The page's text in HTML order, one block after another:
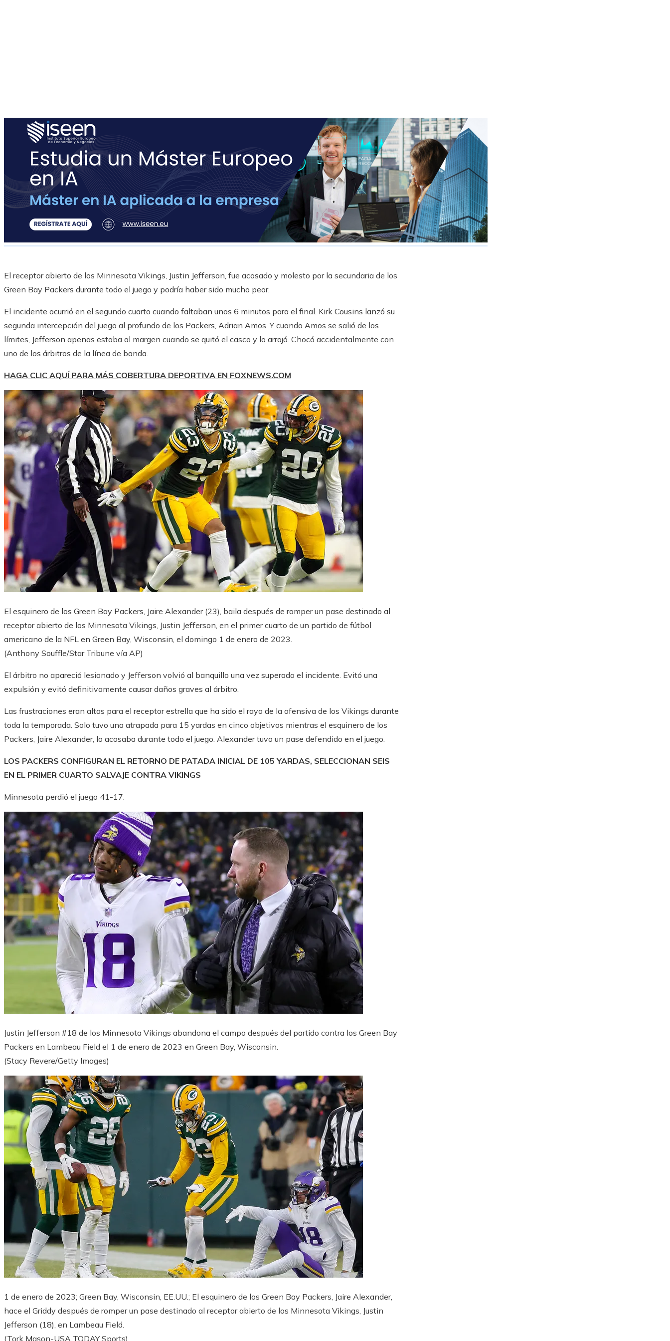
El receptor abierto de los Minnesota Vikings, Justin Jefferson, fue acosado y molesto por la secundaria de los
Green Bay Packers durante todo el juego y podría haber sido mucho peor.
El incidente ocurrió en el segundo cuarto cuando faltaban unos 6 minutos para el final. Kirk Cousins ​​lanzó su
segunda intercepción del juego al profundo de los Packers, Adrian Amos. Y cuando Amos se salió de los
límites, Jefferson apenas estaba al margen cuando se quitó el casco y lo arrojó. Chocó accidentalmente con
uno de los árbitros de la línea de banda.
HAGA CLIC AQUÍ PARA MÁS COBERTURA DEPORTIVA EN FOXNEWS.COM
El esquinero de los Green Bay Packers, Jaire Alexander (23), baila después de romper un pase destinado al
receptor abierto de los Minnesota Vikings, Justin Jefferson, en el primer cuarto de un partido de fútbol
americano de la NFL en Green Bay, Wisconsin, el domingo 1 de enero de 2023.
(Anthony Souffle/Star Tribune vía AP)
El árbitro no apareció lesionado y Jefferson volvió al banquillo una vez superado el incidente. Evitó una
expulsión y evitó definitivamente causar daños graves al árbitro.
Las frustraciones eran altas para el receptor estrella que ha sido el rayo de la ofensiva de los Vikings durante
toda la temporada. Solo tuvo una atrapada para 15 yardas en cinco objetivos mientras el esquinero de los
Packers, Jaire Alexander, lo acosaba durante todo el juego. Alexander tuvo un pase defendido en el juego.
LOS PACKERS CONFIGURAN EL RETORNO DE PATADA INICIAL DE 105 YARDAS, SELECCIONAN SEIS
EN EL PRIMER CUARTO SALVAJE CONTRA VIKINGS
Minnesota perdió el juego 41-17.
Justin Jefferson #18 de los Minnesota Vikings abandona el campo después del partido contra los Green Bay
Packers en Lambeau Field el 1 de enero de 2023 en Green Bay, Wisconsin.
(Stacy Revere/Getty Images)
1 de enero de 2023; Green Bay, Wisconsin, EE.UU.; El esquinero de los Green Bay Packers, Jaire Alexander,
hace el Griddy después de romper un pase destinado al receptor abierto de los Minnesota Vikings, Justin
Jefferson (18), en Lambeau Field.
(Tork Mason-USA TODAY Sports)